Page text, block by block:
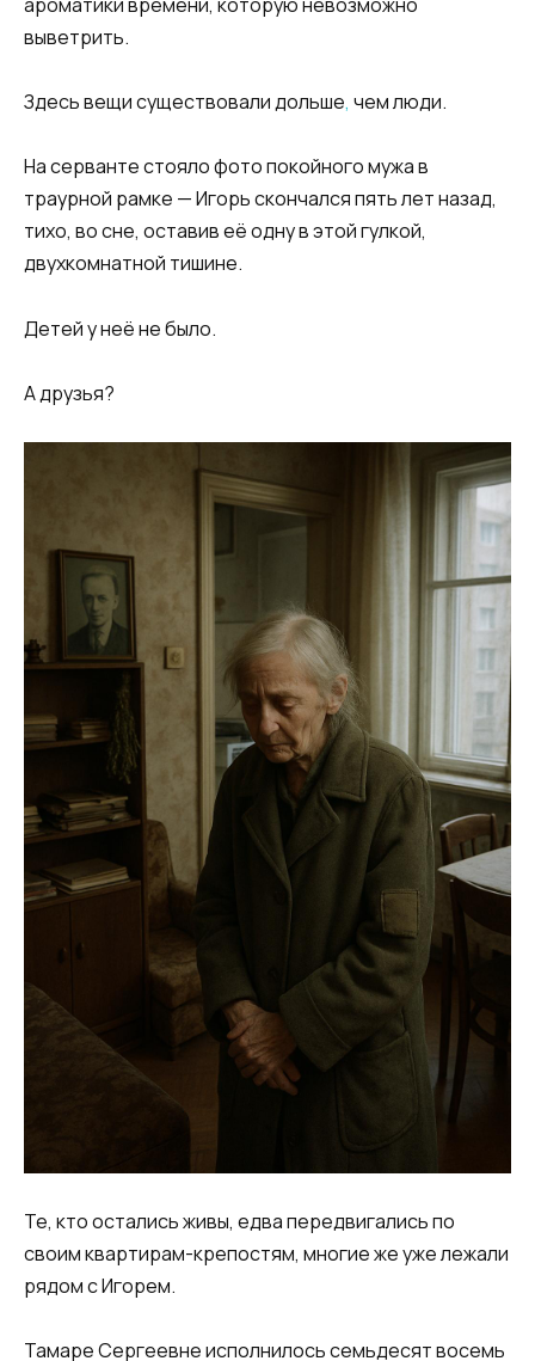
выветрить.
Здесь вещи существовали дольше, чем люди.
На серванте стояло фото покойного мужа в
траурной рамке — Игорь скончался пять лет назад,
тихо, во сне, оставив её одну в этой гулкой,
двухкомнатной тишине.
Детей у неё не было.
А друзья?
Те, кто остались живы, едва передвигались по
своим квартирам-крепостям, многие же уже лежали
рядом с Игорем.
Тамаре Сергеевне исполнилось семьдесят восемь